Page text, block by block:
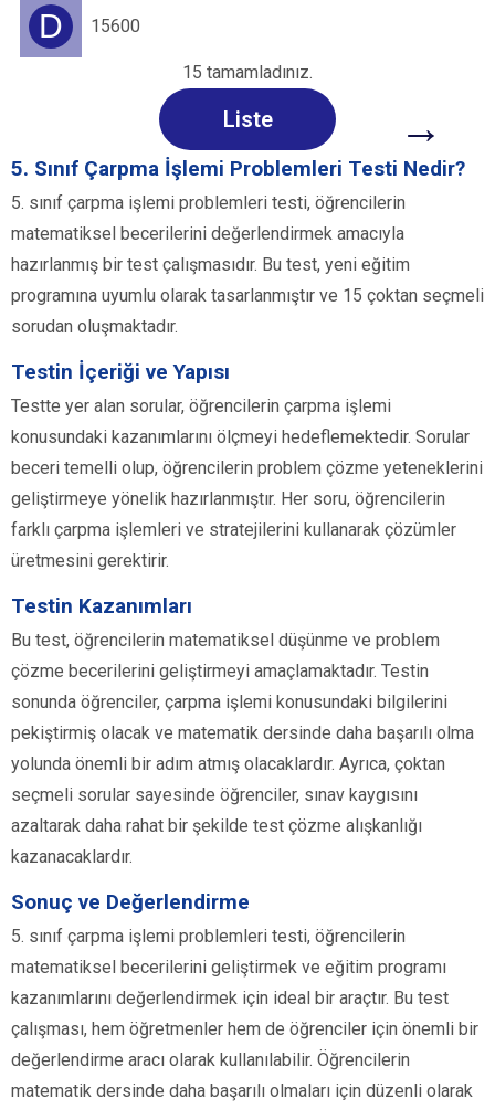
D 15600
15 tamamladınız.
Liste →
5. Sınıf Çarpma İşlemi Problemleri Testi Nedir?
5. sınıf çarpma işlemi problemleri testi, öğrencilerin
matematiksel becerilerini değerlendirmek amacıyla
hazırlanmış bir test çalışmasıdır. Bu test, yeni eğitim
programına uyumlu olarak tasarlanmıştır ve 15 çoktan seçmeli
sorudan oluşmaktadır.
Testin İçeriği ve Yapısı
Testte yer alan sorular, öğrencilerin çarpma işlemi
konusundaki kazanımlarını ölçmeyi hedeflemektedir. Sorular
beceri temelli olup, öğrencilerin problem çözme yeteneklerini
geliştirmeye yönelik hazırlanmıştır. Her soru, öğrencilerin
farklı çarpma işlemleri ve stratejilerini kullanarak çözümler
üretmesini gerektirir.
Testin Kazanımları
Bu test, öğrencilerin matematiksel düşünme ve problem
çözme becerilerini geliştirmeyi amaçlamaktadır. Testin
sonunda öğrenciler, çarpma işlemi konusundaki bilgilerini
pekiştirmiş olacak ve matematik dersinde daha başarılı olma
yolunda önemli bir adım atmış olacaklardır. Ayrıca, çoktan
seçmeli sorular sayesinde öğrenciler, sınav kaygısını
azaltarak daha rahat bir şekilde test çözme alışkanlığı
kazanacaklardır.
Sonuç ve Değerlendirme
5. sınıf çarpma işlemi problemleri testi, öğrencilerin
matematiksel becerilerini geliştirmek ve eğitim programı
kazanımlarını değerlendirmek için ideal bir araçtır. Bu test
çalışması, hem öğretmenler hem de öğrenciler için önemli bir
değerlendirme aracı olarak kullanılabilir. Öğrencilerin
matematik dersinde daha başarılı olmaları için düzenli olarak